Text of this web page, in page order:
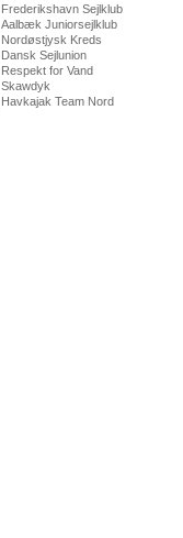
Frederikshavn Sejlklub
Aalbæk Juniorsejlklub
Nordøstjysk Kreds
Dansk Sejlunion
Respekt for Vand
Skawdyk
Havkajak Team Nord